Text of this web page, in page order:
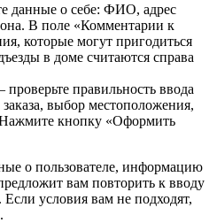
данные о себе: ФИО, адрес
В поле «Комментарии к
которые могут пригодиться
в доме считаются справа
правильность ввода
выбор местоположения,
кнопку «Оформить
о пользователе, информацию
вам повторить к вводу
условия вам не подходят,